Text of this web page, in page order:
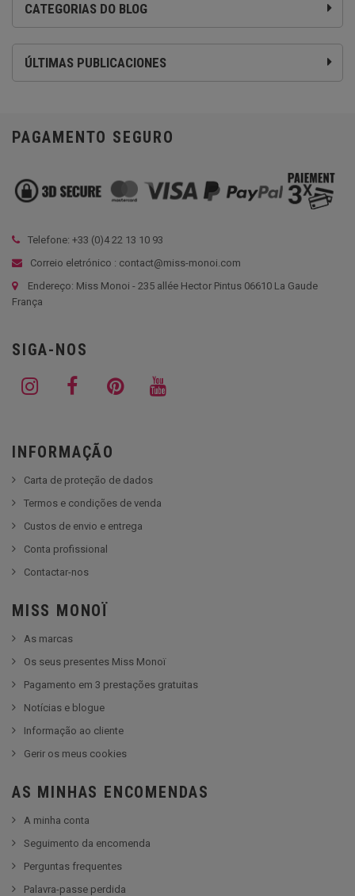
CATEGORIAS DO BLOG
ÚLTIMAS PUBLICACIONES
PAGAMENTO SEGURO
Telefone: +33 (0)4 22 13 10 93
Correio eletrónico : contact@miss-monoi.com
Endereço: Miss Monoi - 235 allée Hector Pintus 06610 La Gaude
França
SIGA-NOS
INFORMAÇÃO
Carta de proteção de dados
Termos e condições de venda
Custos de envio e entrega
Conta profissional
Contactar-nos
MISS MONOÏ
As marcas
Os seus presentes Miss Monoï
Pagamento em 3 prestações gratuitas
Notícias e blogue
Informação ao cliente
Gerir os meus cookies
AS MINHAS ENCOMENDAS
A minha conta
Seguimento da encomenda
Perguntas frequentes
Palavra-passe perdida